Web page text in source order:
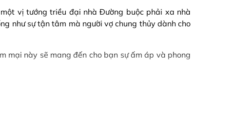
vị tướng triều đại nhà Đường buộc phải xa nhà
như sự tận tâm mà người vợ chung thủy dành cho
mại này sẽ mang đến cho bạn sự ấm áp và phong